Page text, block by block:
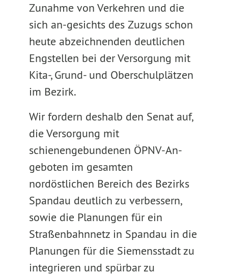
Zunahme von Verkehren und die
sich an-gesichts des Zuzugs schon
heute abzeichnenden deutlichen
Engstellen bei der Versorgung mit
Kita-, Grund- und Oberschulplätzen
im Bezirk.
Wir fordern deshalb den Senat auf,
die Versorgung mit
schienengebundenen ÖPNV-An-
geboten im gesamten
nordöstlichen Bereich des Bezirks
Spandau deutlich zu verbessern,
sowie die Planungen für ein
Straßenbahnnetz in Spandau in die
Planungen für die Siemensstadt zu
integrieren und spürbar zu